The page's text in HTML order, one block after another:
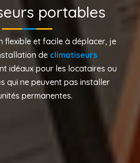
portables
flexible et facile à déplacer, je
de climatiseurs
idéaux pour les locataires ou
qui ne peuvent pas installer
permanentes.